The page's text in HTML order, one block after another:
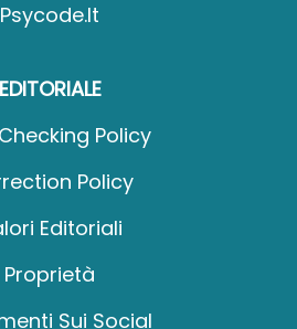
Psycode.it
EDITORIALE
Policy
Policy
Editoriali
Proprietà
Sui Social